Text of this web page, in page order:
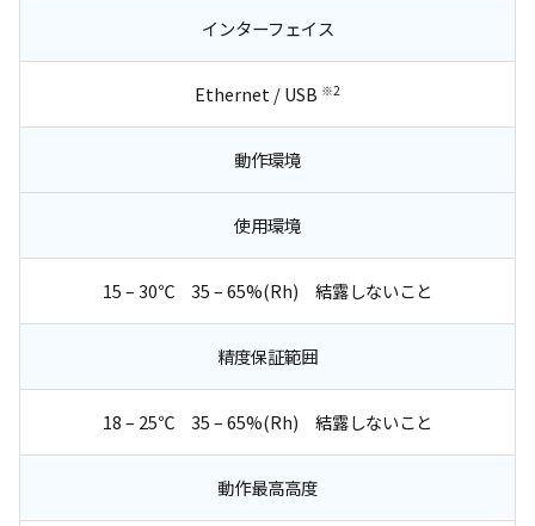
インターフェイス
Ethernet / USB ※2
動作環境
使用環境
15 – 30℃ 35 – 65%(Rh) 結露しないこと
精度保証範囲
18 – 25℃ 35 – 65%(Rh) 結露しないこと
動作最高高度